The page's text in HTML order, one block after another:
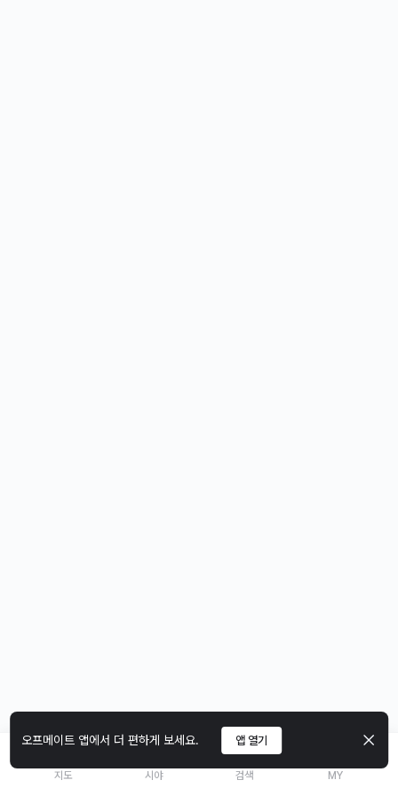
오프메이트 앱에서 더 편하게 보세요. 앱 열기
지도 시야 검색 MY